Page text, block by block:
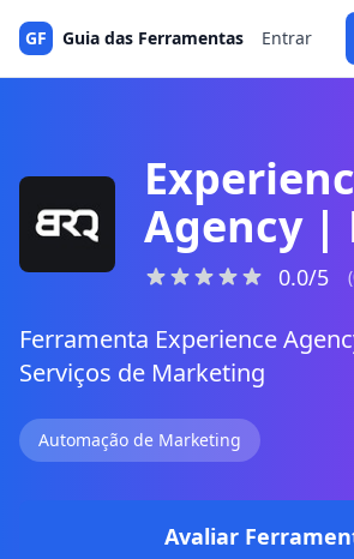
GF Guia das Ferramentas Entrar
Agency |
0.0/5
Ferramenta Experience
Serviços de Marketing
Automação de Marketing
Avaliar